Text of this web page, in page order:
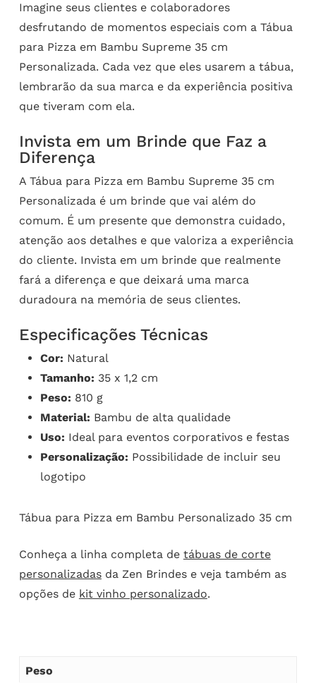
Imagine seus clientes e colaboradores
desfrutando de momentos especiais com a Tábua
para Pizza em Bambu Supreme 35 cm
Personalizada. Cada vez que eles usarem a tábua,
lembrarão da sua marca e da experiência positiva
que tiveram com ela.
Invista em um Brinde que Faz a
Diferença
A Tábua para Pizza em Bambu Supreme 35 cm
Personalizada é um brinde que vai além do
comum. É um presente que demonstra cuidado,
atenção aos detalhes e que valoriza a experiência
do cliente. Invista em um brinde que realmente
fará a diferença e que deixará uma marca
duradoura na memória de seus clientes.
Especificações Técnicas
Cor: Natural
Tamanho: 35 x 1,2 cm
Peso: 810 g
Material: Bambu de alta qualidade
Uso: Ideal para eventos corporativos e festas
Personalização: Possibilidade de incluir seu
logotipo
Tábua para Pizza em Bambu Personalizado 35 cm
Conheça a linha completa de tábuas de corte
personalizadasda Zen Brindes e veja também as
opções de kit vinho personalizado.
Peso